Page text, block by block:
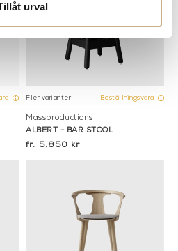
urval
Fler varianter Beställningsvara
Massproductions
ALBERT - BAR STOOL
5.850 kr